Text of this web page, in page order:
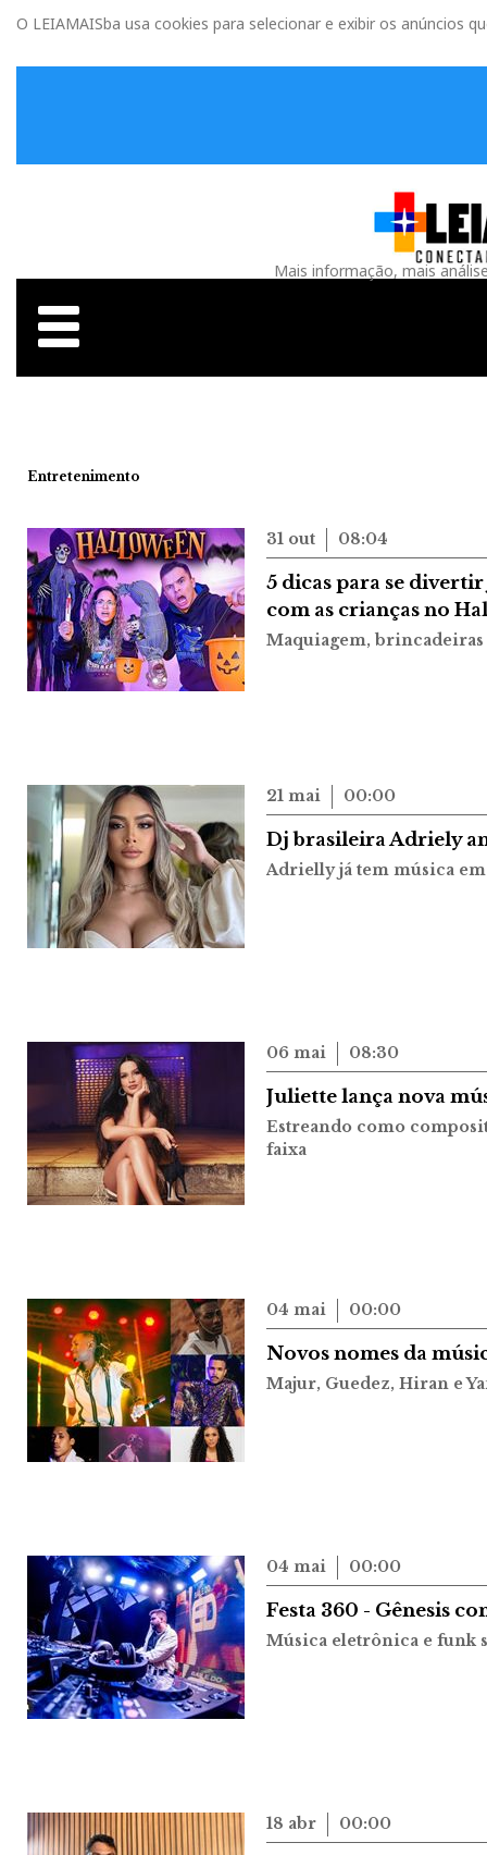
O LEIAMAISba usa cookies para selecionar e exibir os anúncios
Mais informação, mais
Entretenimento
31 out 08:04
5 dicas para se
com as crianças no
Maquiagem, brincadeiras
21 mai 00:00
Dj brasileira Adriely
Adrielly já tem música
06 mai 08:30
Juliette lança nova
Estreando como
faixa
04 mai 00:00
Novos nomes da
Majur, Guedez, Hiran e
04 mai 00:00
Festa 360 - Gênesis
Música eletrônica e funk
18 abr 00:00